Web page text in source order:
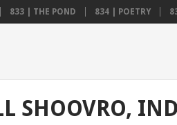
833 | THE POND 834 | POETRY
SHOOVRO,